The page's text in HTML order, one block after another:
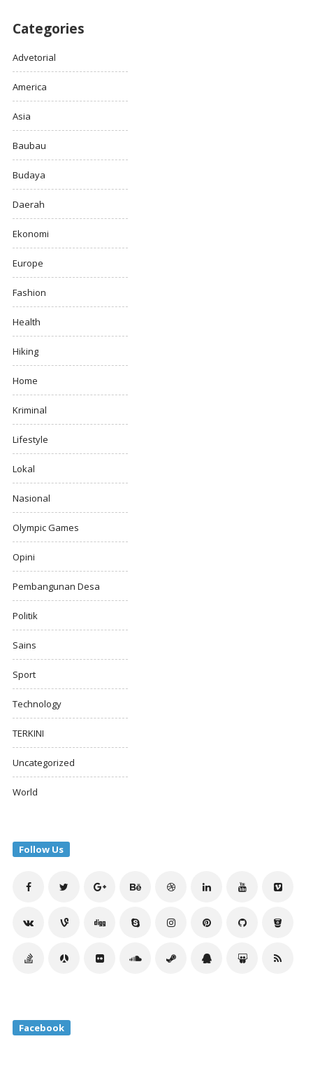
Categories
Advetorial
America
Asia
Baubau
Budaya
Daerah
Ekonomi
Europe
Fashion
Health
Hiking
Home
Kriminal
Lifestyle
Lokal
Nasional
Olympic Games
Opini
Pembangunan Desa
Politik
Sains
Sport
Technology
TERKINI
Uncategorized
World
Follow Us
Facebook